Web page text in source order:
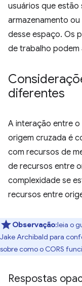
usuários que
armazenamento
desse espaço. Os
de trabalho podem
diferentes
A interação entre
origem cruzada é
com recursos de
de recursos entre
complexidade se
recursos entre
Observação:leia o
Jake Archibald para
sobre como o CORS
Respostas